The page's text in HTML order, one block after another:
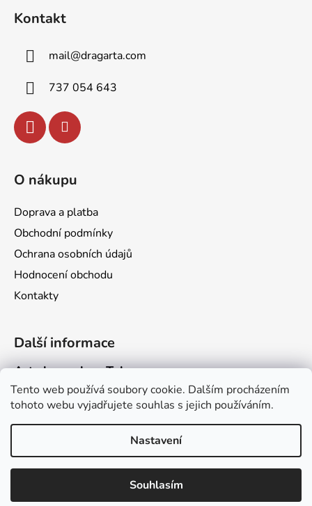
Tento web používá soubory cookie. Dalším procházením
tohoto webu vyjadřujete souhlas s jejich používáním.
Nastavení
Souhlasím
Kontakt
mail@dragarta.com
737 054 643
O nákupu
Doprava a platba
Obchodní podmínky
Ochrana osobních údajů
Hodnocení obchodu
Kontakty
Další informace
Art channel na Telegramu
Stránka Dračího kalendáře
Stránka Dragarta.com
Vytvořil Shoptet
Obchod Dragarta.com